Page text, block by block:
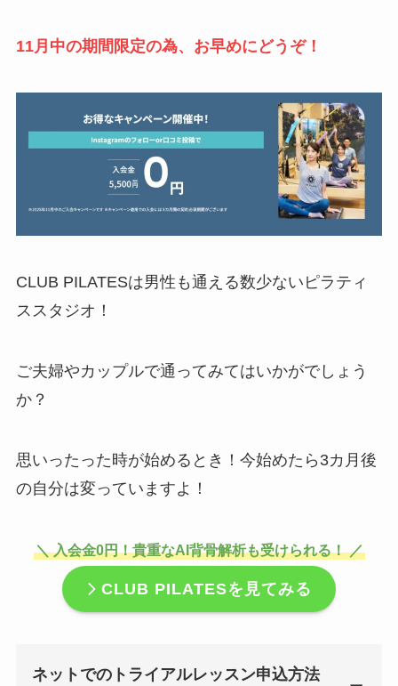
11月中の期間限定の為、お早めにどうぞ！
CLUB PILATESは男性も通える数少ないピラティ
ススタジオ！
ご夫婦やカップルで通ってみてはいかがでしょう
か？
思いったった時が始めるとき！今始めたら3カ月後
の自分は変っていますよ！
＼ 入会金0円！貴重なAI背骨解析も受けられる！ ／
CLUB PILATESを見てみる
ネットでのトライアルレッスン申込方法